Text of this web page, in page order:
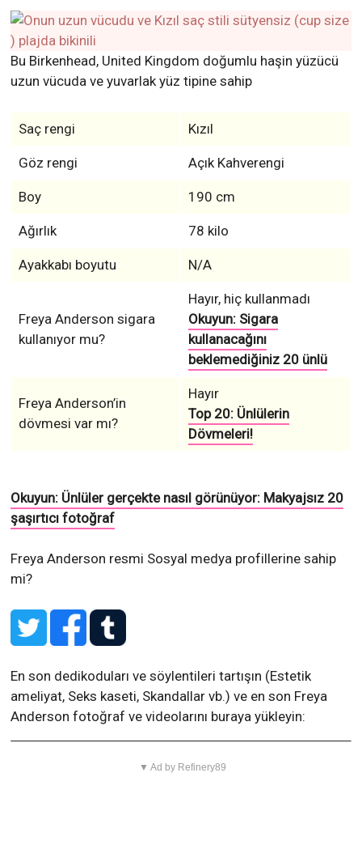
Bu Birkenhead, United Kingdom doğumlu haşin yüzücü
uzun vücuda ve yuvarlak yüz tipine sahip
Saç rengi Kızıl
Göz rengi Açık Kahverengi
Boy 190 cm
Ağırlık 78 kilo
Ayakkabı boyutu N/A
Freya Anderson sigara
kullanıyor mu?
Hayır, hiç kullanmadı
Okuyun: Sigara
kullanacağını
beklemediğiniz 20 ünlü
Freya Anderson’in
dövmesi var mı?
Hayır
Top 20: Ünlülerin
Dövmeleri!
Okuyun: Ünlüler gerçekte nasıl görünüyor: Makyajsız 20
şaşırtıcı fotoğraf
Freya Anderson resmi Sosyal medya profillerine sahip
mi?
En son dedikoduları ve söylentileri tartışın (Estetik
ameliyat, Seks kaseti, Skandallar vb.) ve en son Freya
Anderson fotoğraf ve videolarını buraya yükleyin:
▼ Ad by Refinery89